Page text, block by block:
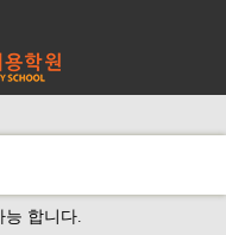
합니다.